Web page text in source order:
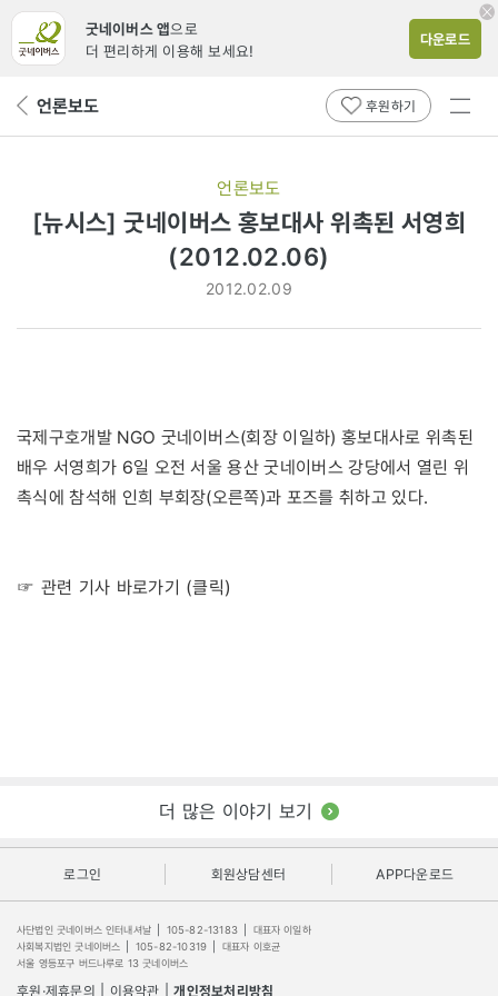
굿네이버스 앱으로
더 편리하게 이용해 보세요!
다운로드
뒤 언론보도 후원하기
전체
언론보도
[뉴시스] 굿네이버스 홍보대사 위촉된 서영희
(2012.02.06)
2012.02.09
국제구호개발 NGO 굿네이버스(회장 이일하) 홍보대사로 위촉된
배우 서영희가 6일 오전 서울 용산 굿네이버스 강당에서 열린 위
촉식에 참석해 인희 부회장(오른쪽)과 포즈를 취하고 있다.
☞ 관련 기사 바로가기 (클릭)
더 많은 이야기 보기
로그인 회원상담센터 APP다운로드
사단법인 굿네이버스 인터내셔날 105-82-13183
대표자 이일하
사회복지법인 굿네이버스
105-82-10319
대표자 이호균
서울 영등포구 버드나루로 13 굿네이버스
후원·제휴문의 이용약관 개인정보처리방침